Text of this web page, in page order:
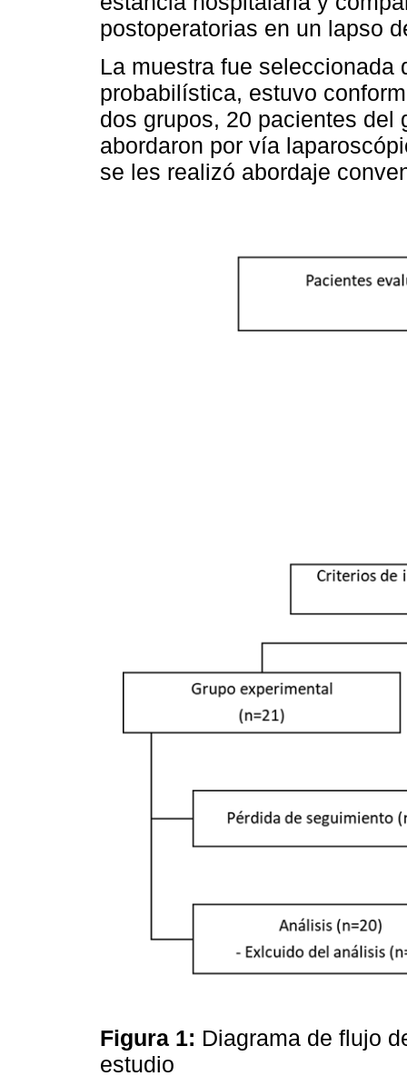
postoperatorias en un lapso
La muestra fue seleccionada
probabilística, estuvo
dos grupos, 20 pacientes del
abordaron por vía
se les realizó abordaje
Figura 1: Diagrama de flujo
estudio